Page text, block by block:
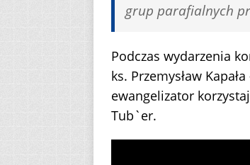
grup parafialnych
Podczas wydarzenia
ks. Przemysław
ewangelizator
Tub`er.